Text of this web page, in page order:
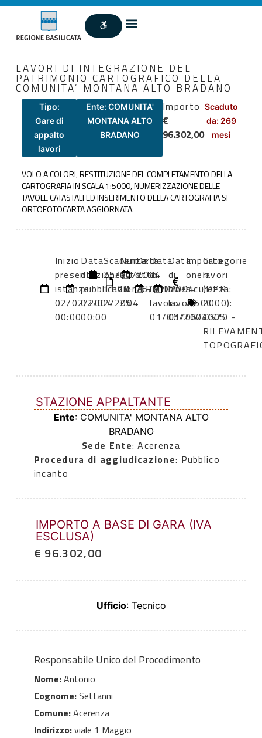
LAVORI DI INTEGRAZIONE DEL
PATRIMONIO CARTOGRAFICO DELLA
COMUNITA’ MONTANA ALTO BRADANO
Tipo:
Gare di
appalto
lavori
Ente: COMUNITA'
MONTANA ALTO
BRADANO
Importo
€
96.302,00
Scaduto
da: 269
mesi
VOLO A COLORI, RESTITUZIONE DEL COMPLETAMENTO DELLA
CARTOGRAFIA IN SCALA 1:5000, NUMERIZZAZIONE DELLE
TAVOLE CATASTALI ED INSERIMENTO DELLA CARTOGRAFIA SI
ORTOFOTOCARTA AGGIORNATA.
Inizio
presentazione
istanze:
02/02/2004
00:00
Data
di
pubblicazione:
02/02/2004
00:00
Scadenza:
25/02/2004
11:00
Numero
atto:
DETERMINA
25
Data
atto:
26/01/2004
Data
di
inizio
lavori:
01/06/2004
Data
di
fine
lavori:
01/06/2005
Importo
oneri
sicurezza:
2.500
Categorie
lavori
(DPR
2000):
OS20 -
STAZIONE APPALTANTE
Ente: COMUNITA' MONTANA ALTO
BRADANO
Sede Ente: Acerenza
Procedura di aggiudicazione: Pubblico
incanto
IMPORTO A BASE DI GARA (IVA
ESCLUSA)
€ 96.302,00
Ufficio: Tecnico
Responsabile Unico del Procedimento
Nome:Antonio
Cognome:Settanni
Comune:Acerenza
Indirizzo:viale 1 Maggio